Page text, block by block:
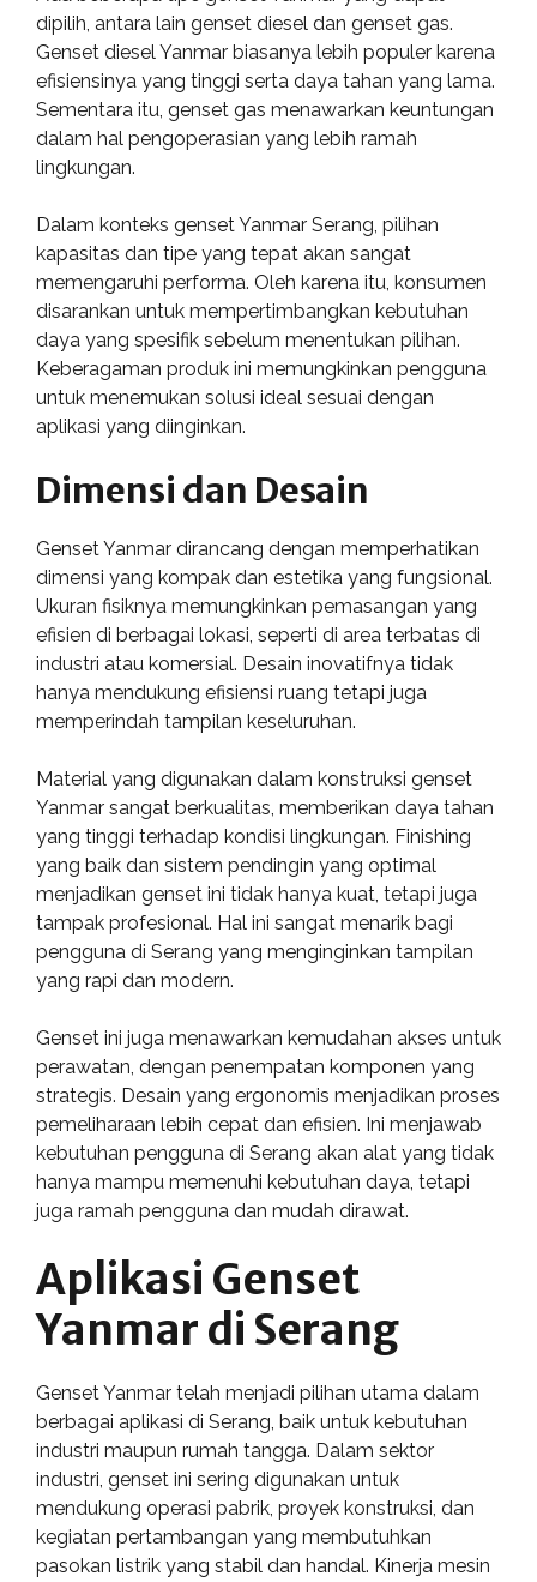
dipilih, antara lain genset diesel dan genset gas.
Genset diesel Yanmar biasanya lebih populer karena
efisiensinya yang tinggi serta daya tahan yang lama.
Sementara itu, genset gas menawarkan keuntungan
dalam hal pengoperasian yang lebih ramah
lingkungan.
Dalam konteks genset Yanmar Serang, pilihan
kapasitas dan tipe yang tepat akan sangat
memengaruhi performa. Oleh karena itu, konsumen
disarankan untuk mempertimbangkan kebutuhan
daya yang spesifik sebelum menentukan pilihan.
Keberagaman produk ini memungkinkan pengguna
untuk menemukan solusi ideal sesuai dengan
aplikasi yang diinginkan.
Dimensi dan Desain
Genset Yanmar dirancang dengan memperhatikan
dimensi yang kompak dan estetika yang fungsional.
Ukuran fisiknya memungkinkan pemasangan yang
efisien di berbagai lokasi, seperti di area terbatas di
industri atau komersial. Desain inovatifnya tidak
hanya mendukung efisiensi ruang tetapi juga
memperindah tampilan keseluruhan.
Material yang digunakan dalam konstruksi genset
Yanmar sangat berkualitas, memberikan daya tahan
yang tinggi terhadap kondisi lingkungan. Finishing
yang baik dan sistem pendingin yang optimal
menjadikan genset ini tidak hanya kuat, tetapi juga
tampak profesional. Hal ini sangat menarik bagi
pengguna di Serang yang menginginkan tampilan
yang rapi dan modern.
Genset ini juga menawarkan kemudahan akses untuk
perawatan, dengan penempatan komponen yang
strategis. Desain yang ergonomis menjadikan proses
pemeliharaan lebih cepat dan efisien. Ini menjawab
kebutuhan pengguna di Serang akan alat yang tidak
hanya mampu memenuhi kebutuhan daya, tetapi
juga ramah pengguna dan mudah dirawat.
Aplikasi Genset
Yanmar di Serang
Genset Yanmar telah menjadi pilihan utama dalam
berbagai aplikasi di Serang, baik untuk kebutuhan
industri maupun rumah tangga. Dalam sektor
industri, genset ini sering digunakan untuk
mendukung operasi pabrik, proyek konstruksi, dan
kegiatan pertambangan yang membutuhkan
pasokan listrik yang stabil dan handal. Kinerja mesin